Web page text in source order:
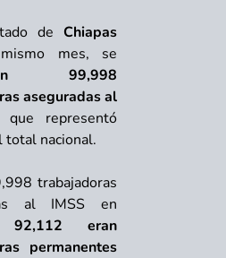
de Chiapas
mes, se
99,998
aseguradas al
representó
total nacional.
trabajadoras
al IMSS en
92,112 eran
permanentes